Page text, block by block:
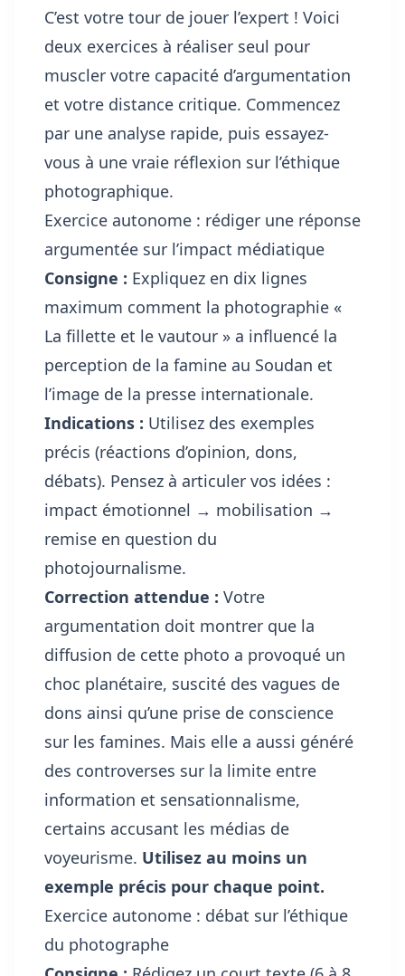
C’est votre tour de jouer l’expert ! Voici
deux exercices à réaliser seul pour
muscler votre capacité d’argumentation
et votre distance critique. Commencez
par une analyse rapide, puis essayez-
vous à une vraie réflexion sur l’éthique
photographique.
Exercice autonome : rédiger une réponse
argumentée sur l’impact médiatique
Consigne : Expliquez en dix lignes
maximum comment la photographie «
La fillette et le vautour » a influencé la
perception de la famine au Soudan et
l’image de la presse internationale.
Indications : Utilisez des exemples
précis (réactions d’opinion, dons,
débats). Pensez à articuler vos idées :
impact émotionnel → mobilisation →
remise en question du
photojournalisme.
Correction attendue : Votre
argumentation doit montrer que la
diffusion de cette photo a provoqué un
choc planétaire, suscité des vagues de
dons ainsi qu’une prise de conscience
sur les famines. Mais elle a aussi généré
des controverses sur la limite entre
information et sensationnalisme,
certains accusant les médias de
voyeurisme. Utilisez au moins un
exemple précis pour chaque point.
Exercice autonome : débat sur l’éthique
du photographe